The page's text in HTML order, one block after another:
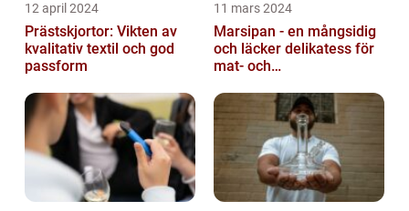
12 april 2024
Prästskjortor: Vikten av
kvalitativ textil och god
passform
11 mars 2024
Marsipan - en mångsidig
och läcker delikatess för
mat- och